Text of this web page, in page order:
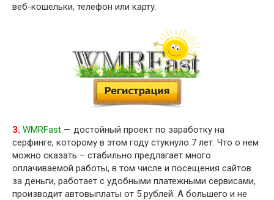
веб-кошельки, телефон или карту.
3. WMRFast — достойный проект по заработку на
серфинге, которому в этом году стукнуло 7 лет. Что о нем
можно сказать – стабильно предлагает много
оплачиваемой работы, в том числе и посещения сайтов
за деньги, работает с удобными платежными сервисами,
производит автовыплаты от 5 рублей. А большего и не